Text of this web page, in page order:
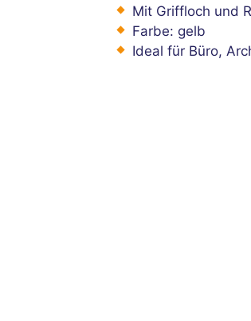
Mit Griffloch und
Farbe: gelb
Ideal für Büro,